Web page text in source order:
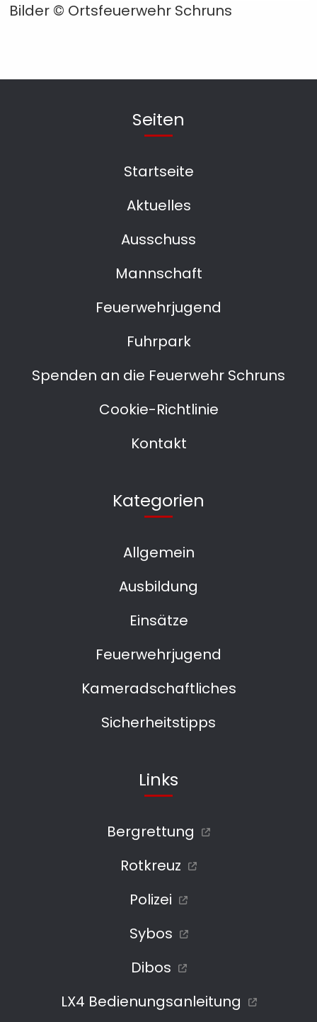
Bilder © Ortsfeuerwehr Schruns
Seiten
Startseite
Aktuelles
Ausschuss
Mannschaft
Feuerwehrjugend
Fuhrpark
Spenden an die Feuerwehr Schruns
Cookie-Richtlinie
Kontakt
Kategorien
Allgemein
Ausbildung
Einsätze
Feuerwehrjugend
Kameradschaftliches
Sicherheitstipps
Links
Bergrettung
Rotkreuz
Polizei
Sybos
Dibos
LX4 Bedienungsanleitung